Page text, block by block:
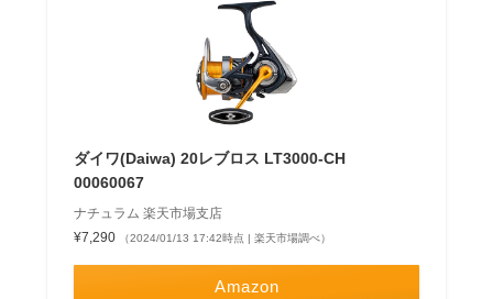
ダイワ(Daiwa) 20レブロス LT3000-CH
00060067
ナチュラム 楽天市場支店
¥7,290
（2024/01/13 17:42時点 | 楽天市場調べ）
Amazon